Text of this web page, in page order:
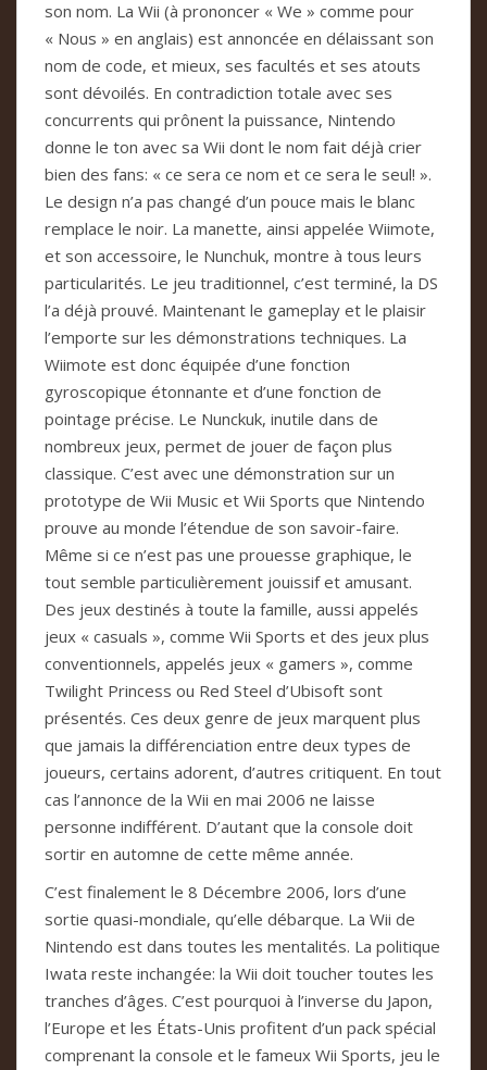
son nom. La Wii (à prononcer « We » comme pour
« Nous » en anglais) est annoncée en délaissant son
nom de code, et mieux, ses facultés et ses atouts
sont dévoilés. En contradiction totale avec ses
concurrents qui prônent la puissance, Nintendo
donne le ton avec sa Wii dont le nom fait déjà crier
bien des fans: « ce sera ce nom et ce sera le seul! ».
Le design n’a pas changé d’un pouce mais le blanc
remplace le noir. La manette, ainsi appelée Wiimote,
et son accessoire, le Nunchuk, montre à tous leurs
particularités. Le jeu traditionnel, c’est terminé, la DS
l’a déjà prouvé. Maintenant le gameplay et le plaisir
l’emporte sur les démonstrations techniques. La
Wiimote est donc équipée d’une fonction
gyroscopique étonnante et d’une fonction de
pointage précise. Le Nunckuk, inutile dans de
nombreux jeux, permet de jouer de façon plus
classique. C’est avec une démonstration sur un
prototype de Wii Music et Wii Sports que Nintendo
prouve au monde l’étendue de son savoir-faire.
Même si ce n’est pas une prouesse graphique, le
tout semble particulièrement jouissif et amusant.
Des jeux destinés à toute la famille, aussi appelés
jeux « casuals », comme Wii Sports et des jeux plus
conventionnels, appelés jeux « gamers », comme
Twilight Princess ou Red Steel d’Ubisoft sont
présentés. Ces deux genre de jeux marquent plus
que jamais la différenciation entre deux types de
joueurs, certains adorent, d’autres critiquent. En tout
cas l’annonce de la Wii en mai 2006 ne laisse
personne indifférent. D’autant que la console doit
sortir en automne de cette même année.
C’est finalement le 8 Décembre 2006, lors d’une
sortie quasi-mondiale, qu’elle débarque. La Wii de
Nintendo est dans toutes les mentalités. La politique
Iwata reste inchangée: la Wii doit toucher toutes les
tranches d’âges. C’est pourquoi à l’inverse du Japon,
l’Europe et les États-Unis profitent d’un pack spécial
comprenant la console et le fameux Wii Sports, jeu le